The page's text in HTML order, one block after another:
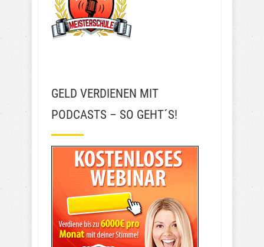
GELD VERDIENEN MIT
PODCASTS – SO GEHT´S!